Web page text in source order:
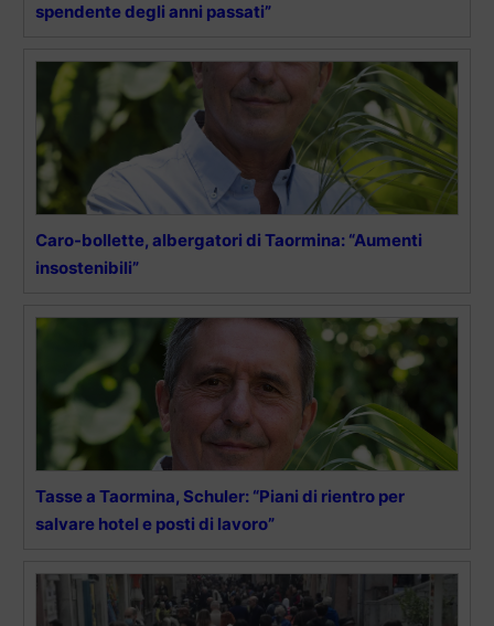
spendente degli anni passati”
Caro-bollette, albergatori di Taormina: “Aumenti
insostenibili”
Tasse a Taormina, Schuler: “Piani di rientro per
salvare hotel e posti di lavoro”